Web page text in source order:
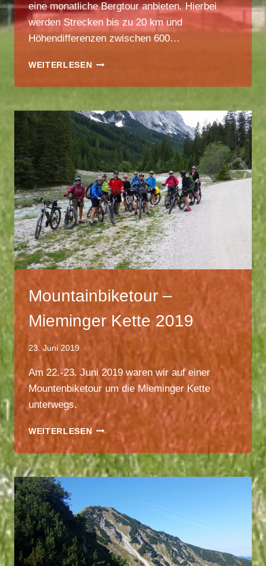
eine monatliche Bergtour anbieten. Hierbei
werden Strecken bis zu 20 km und
Höhendifferenzen zwischen 600…
WEITERLESENZUSÄTZLICHE
AB
2024
Mountainbiketour –
Mieminger Kette 2019
23. Juni 2019
Am 22.-23. Juni 2019 waren wir auf einer
Mountenbiketour um die Mieminger Kette
unterwegs.
WEITERLESENMOUNTAINBIKETOUR
MIEMINGER
KETTE
2019